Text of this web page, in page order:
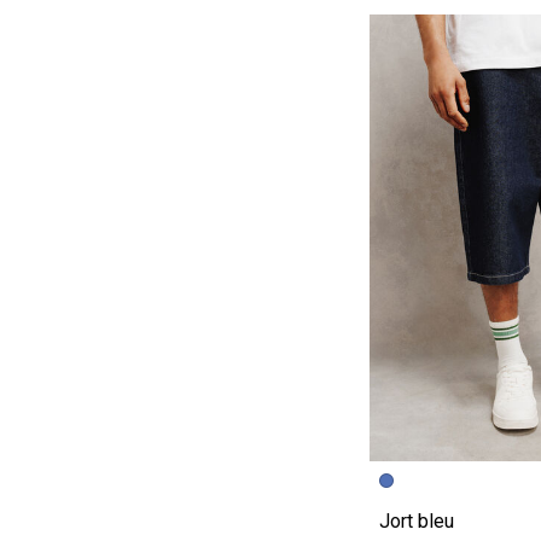
Image précédente
Image suivante
Jort bleu